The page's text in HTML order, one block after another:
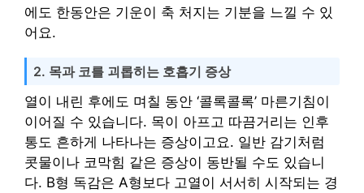
에도 한동안은 기운이 축 처지는 기분을 느낄 수 있
어요.
2. 목과 코를 괴롭히는 호흡기 증상
열이 내린 후에도 며칠 동안 ‘콜록콜록’ 마른기침이
이어질 수 있습니다. 목이 아프고 따끔거리는 인후
통도 흔하게 나타나는 증상이고요. 일반 감기처럼
콧물이나 코막힘 같은 증상이 동반될 수도 있습니
다. B형 독감은 A형보다 고열이 서서히 시작되는 경